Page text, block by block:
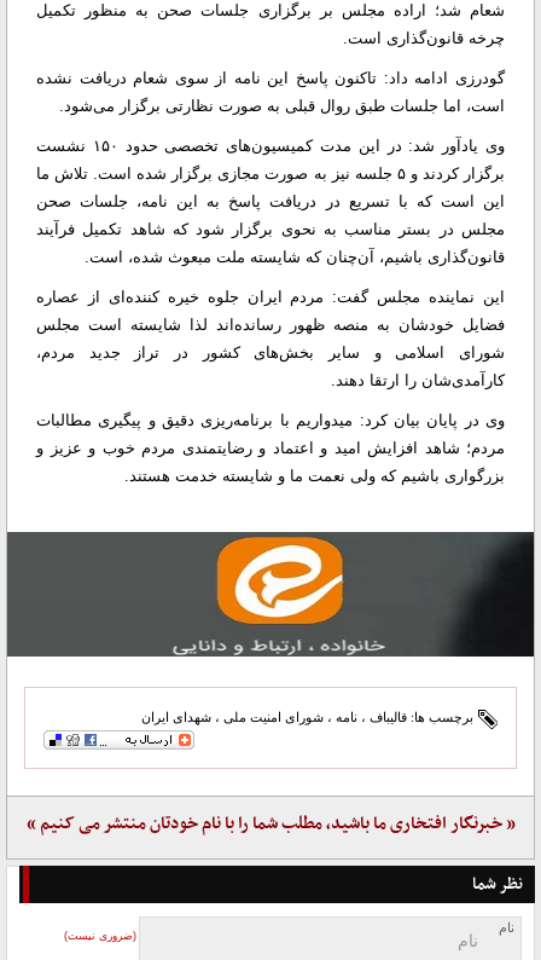
شعام شد؛ اراده مجلس بر برگزاری جلسات صحن به منظور تکمیل
چرخه قانون‌گذاری است.
گودرزی ادامه داد: تاکنون پاسخ این نامه از سوی شعام دریافت نشده
است، اما جلسات طبق روال قبلی به صورت نظارتی برگزار می‌شود.
وی یادآور شد: در این مدت کمیسیون‌های تخصصی حدود ۱۵۰ نشست
برگزار کردند و ۵ جلسه نیز به صورت مجازی برگزار شده است. تلاش ما
این است که با تسریع در دریافت پاسخ به این نامه، جلسات صحن
مجلس در بستر مناسب به نحوی برگزار شود که شاهد تکمیل فرآیند
قانون‌گذاری باشیم، آن‌چنان که شایسته ملت مبعوث شده، است.
این نماینده مجلس گفت: مردم ایران جلوه خیره کننده‌ای از عصاره
فضایل خودشان به منصه ظهور رسانده‌اند لذا شایسته است مجلس
شورای اسلامی و سایر بخش‌های کشور در تراز جدید مردم،
کارآمدی‌شان را ارتقا دهند.
وی در پایان بیان کرد: میدواریم با برنامه‌ریزی دقیق و پیگیری مطالبات
مردم؛ شاهد افزایش امید و اعتماد و رضایتمندی مردم خوب و عزیز و
بزرگواری باشیم که ولی نعمت ما و شایسته خدمت هستند.
برچسب ها: قالیباف ، نامه ، شورای امنیت ملی ، شهدای ایران
« خبرنگار افتخاری ما باشید، مطلب شما را با نام خودتان منتشر می کنیم »
نظر شما
نام
(ضروری نیست)